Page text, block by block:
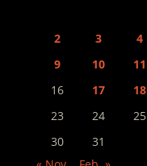
2
3 4
9
10 11
16
17 18
23
24 25
30
31